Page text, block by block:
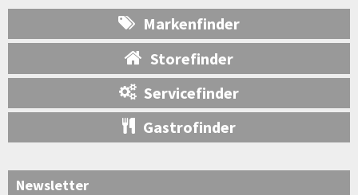
Markenfinder
Storefinder
Servicefinder
Gastrofinder
Newsletter